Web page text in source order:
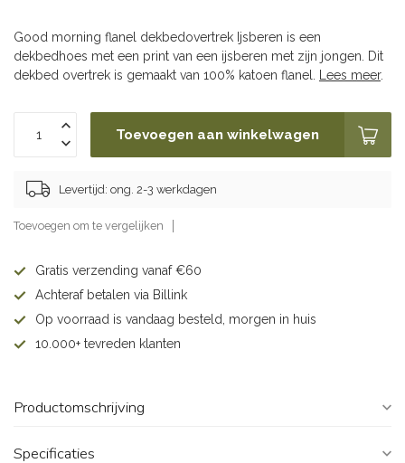
Good morning flanel dekbedovertrek Ijsberen is een
dekbedhoes met een print van een ijsberen met zijn jongen. Dit
dekbed overtrek is gemaakt van 100% katoen flanel.
Lees meer.
Toevoegen aan winkelwagen
Levertijd: ong. 2-3 werkdagen
Toevoegen om te vergelijken
Gratis verzending vanaf €60
Achteraf betalen via Billink
Op voorraad is vandaag besteld, morgen in huis
10.000+ tevreden klanten
Productomschrijving
Specificaties